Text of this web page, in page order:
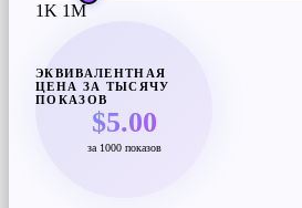
1K 1M
ЭКВИВАЛЕНТНАЯ
ЦЕНА ЗА ТЫСЯЧУ
ПОКАЗОВ
$5.00
за 1000 показов